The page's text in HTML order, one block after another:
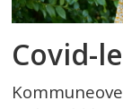
Covid-